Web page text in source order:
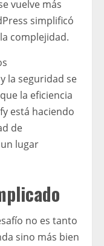
vuelve más
simplificó
complejidad.
la seguridad se
la eficiencia
está haciendo
de
lugar
no es tanto
sino más bien